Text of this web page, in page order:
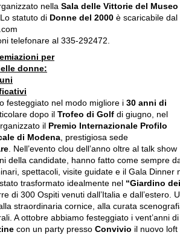
nella Sala delle Vittorie del Museo
. Lo statuto di Donne del 2000 è scaricabile dal
telefonare al 335-292472.
per
donne:
festeggiato nel modo migliore i 30 anni di
dopo il Trofeo di Golf di giugno, nel
il
Premio Internazionale Profilo
di Modena, prestigiosa sede
. Nell’evento clou dell’anno oltre al talk show
della candidate, hanno fatto come sempre
spettacoli, visite guidate e il Gala Dinner
trasformato idealmente nel “Giardino dei
di 300 Ospiti venuti dall’Italia e dall’estero.
straordinaria cornice, alla curata
A ottobre abbiamo festeggiato i vent’anni di
con un party presso Convivio il nuovo loft